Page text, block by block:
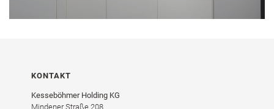
KONTAKT
Kesseböhmer Holding KG
Mindener Straße 208